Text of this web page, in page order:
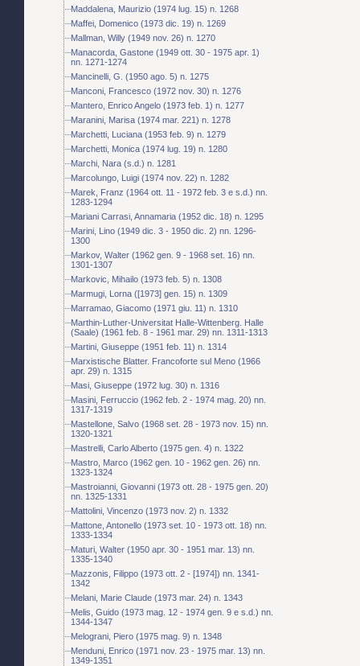
Maddalena, Maurizio (1974 lug. 15) n. 1268
Maffei, Domenico (1973 dic. 19) n. 1269
Mallman, Willy (1949 nov. 26) n. 1270
Manacorda, Gastone (1949 ott. 30 - 1975 apr. 1)
nn. 1271-1274
Mancinelli, G. (1950 ago. 5) n. 1275
Manconi, Francesco (1972 nov. 30) n. 1276
Mantero, Enrico Angelo (1973 feb. 1) n. 1277
Maranini, Marisa (1974 mar. 221) n. 1278
Marchetti, Luciana (1953 feb. 9) n. 1279
Marchetti, Monica (1974 lug. 19) n. 1280
Marchi, Nara (s.d.) n. 1281
Marcolungo, Luigi (1974 nov. 22) n. 1282
Marek, Franz (1964 ott. 11 - 1972 feb. 3 e s.d.) nn.
1283-1294
Mariani Carrasi, Annamaria (1952 dic. 18) n. 1295
Marini, Lino (1949 dic. 3 - 1950 dic. 2) nn. 1296-
1300
Markov, Walter (1962 gen. 9 - 1968 set. 16) nn.
1301-1307
Markovic, Mihailo (1973 feb. 5) n. 1308
Marmugi, Lorna ([1973] gen. 15) n. 1309
Marramao, Giacomo (1971 giu. 11) n. 1310
Marthin-Luther-Universitat Halle-Wittenberg. Halle
(Saale) (1961 feb. 8 - 1961 mar. 29) nn. 1311-1313
Martini, Giuseppe (1951 feb. 11) n. 1314
Marxistische Blatter. Francoforte sul Meno (1966
apr. 29) n. 1315
Masi, Giuseppe (1972 lug. 30) n. 1316
Masini, Ferruccio (1962 feb. 2 - 1974 mag. 20) nn.
1317-1319
Mastellone, Salvo (1968 set. 28 - 1973 nov. 15) nn.
1320-1321
Mastrelli, Carlo Alberto (1975 gen. 4) n. 1322
Mastro, Marco (1962 gen. 10 - 1962 gen. 26) nn.
1323-1324
Mastroianni, Giovanni (1973 ott. 28 - 1975 gen. 20)
nn. 1325-1331
Mattolini, Vincenzo (1973 nov. 2) n. 1332
Mattone, Antonello (1973 set. 10 - 1973 ott. 18) nn.
1333-1334
Maturi, Walter (1950 apr. 30 - 1951 mar. 13) nn.
1335-1340
Mazzonis, Filippo (1973 ott. 2 - [1974]) nn. 1341-
1342
Melani, Marie Claude (1973 mar. 24) n. 1343
Melis, Guido (1973 mag. 12 - 1974 gen. 9 e s.d.) nn.
1344-1347
Melograni, Piero (1975 mag. 9) n. 1348
Menduni, Enrico (1971 nov. 23 - 1975 mar. 13) nn.
1349-1351